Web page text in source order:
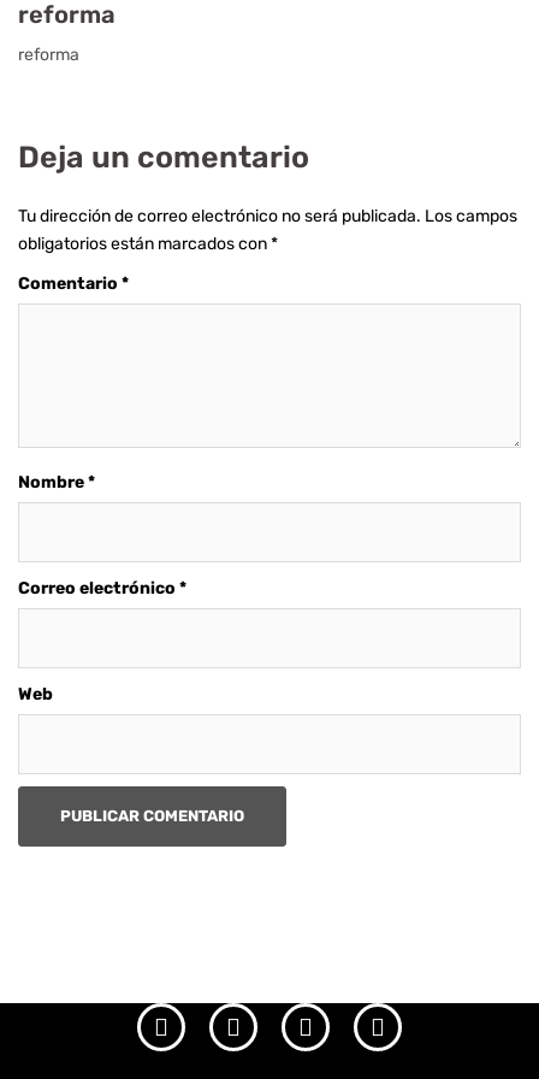
reforma
reforma
Deja un comentario
Tu dirección de correo electrónico no será publicada. Los campos
obligatorios están marcados con*
Comentario *
Nombre*
Correo electrónico *
Web